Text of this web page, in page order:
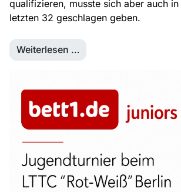
qualifizieren, musste sich aber auch
letzten 32 geschlagen geben.
Weiterlesen …